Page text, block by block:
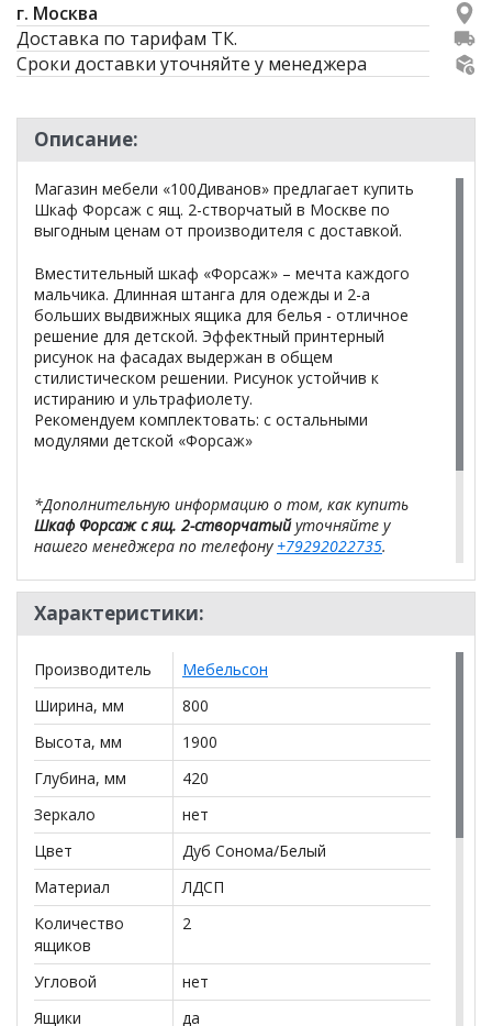
г. Москва
Доставка по тарифам ТК.
Сроки доставки уточняйте у менеджера
Описание:
Магазин мебели «100Диванов» предлагает купить
Шкаф Форсаж с ящ. 2-створчатый в Москве по
выгодным ценам от производителя с доставкой.
Вместительный шкаф «Форсаж» – мечта каждого
мальчика. Длинная штанга для одежды и 2-а
больших выдвижных ящика для белья - отличное
решение для детской. Эффектный принтерный
рисунок на фасадах выдержан в общем
стилистическом решении. Рисунок устойчив к
истиранию и ультрафиолету.
Рекомендуем комплектовать: с остальными
модулями детской «Форсаж»
*Дополнительную информацию о том, как купить
Шкаф Форсаж с ящ. 2-створчатыйуточняйте у
нашего менеджера по телефону +79292022735.
**Цены на официальном сайте100диванов.com
действительны только для интернет-магазина
могут отличаться от цен в розничных магазинах-
Характеристики:
Производитель
Мебельсон
Ширина, мм
800
Высота, мм
1900
Глубина, мм
420
Зеркало
нет
Цвет
Дуб Сонома/Белый
Материал
ЛДСП
Количество
ящиков
2
Угловой
нет
Ящики
да